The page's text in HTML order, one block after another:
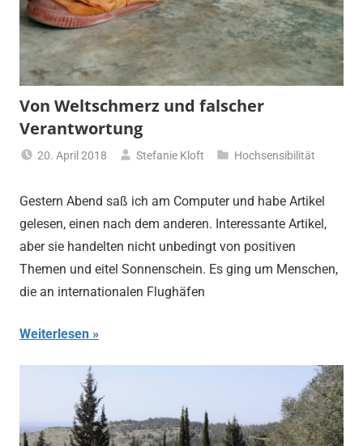
Von Weltschmerz und falscher
Verantwortung
20. April 2018 Stefanie Kloft Hochsensibilität
Gestern Abend saß ich am Computer und habe Artikel
gelesen, einen nach dem anderen. Interessante Artikel,
aber sie handelten nicht unbedingt von positiven
Themen und eitel Sonnenschein. Es ging um Menschen,
die an internationalen Flughäfen
Weiterlesen